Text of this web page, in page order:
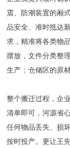
震、防潮装置的厢
品安全、准时抵达
求，精准将各类物
摆放，文件分类整
生产；仓储区的原
整个搬迁过程，企
清单即可，河源省
任何物品丢失、损
按时投产。更让王